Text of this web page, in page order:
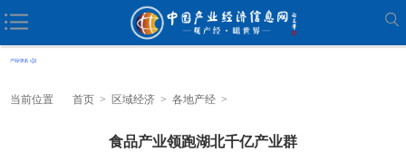
当前位置 首页 > 区域经济 > 各地产经 >
食品产业领跑湖北千亿产业群